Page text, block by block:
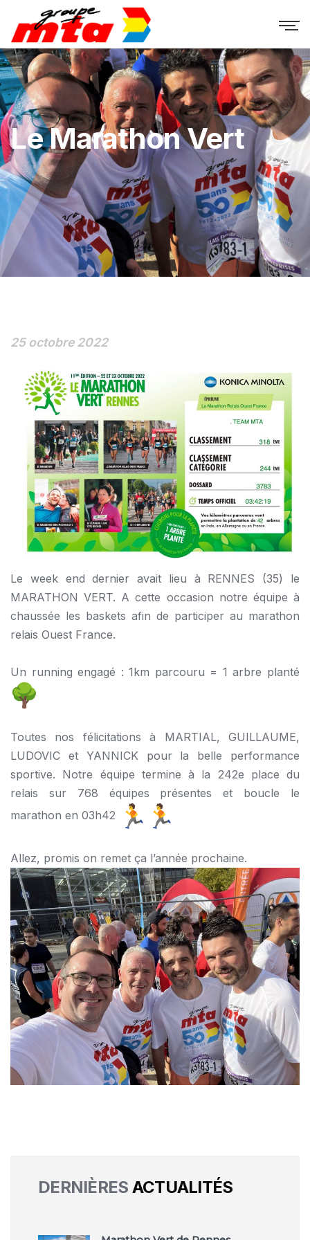
Le Marathon Vert
25 octobre 2022
Le week end dernier avait lieu à RENNES (35) le
MARATHON VERT. A cette occasion notre équipe à
chaussée les baskets afin de participer au marathon
relais Ouest France.
Un running engagé : 1km parcouru = 1 arbre planté
Toutes nos félicitations à MARTIAL, GUILLAUME,
LUDOVIC et YANNICK pour la belle performance
sportive. Notre équipe termine à la 242e place du
relais sur 768 équipes présentes et boucle le
marathon en 03h42
Allez, promis on remet ça l’année prochaine.
DERNIÈRES ACTUALITÉS